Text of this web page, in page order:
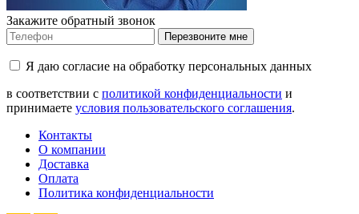
Закажите обратный звонок
Перезвоните мне
Я даю согласие на обработку персональных данных
в соответствии с политикой конфиденциальности и
принимаете условия пользовательского соглашения.
Контакты
О компании
Доставка
Оплата
Политика конфиденциальности